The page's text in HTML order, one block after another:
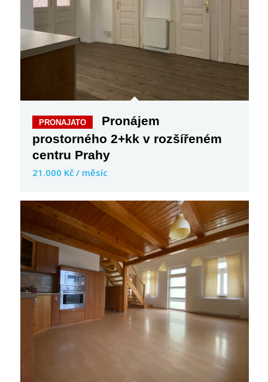
Pronájem
prostorného 2+kk v rozšířeném
centru Prahy
21.000 Kč / měsíc